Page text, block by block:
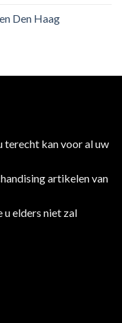
Den Haag
terecht kan voor al uw
artikelen van
u elders niet zal